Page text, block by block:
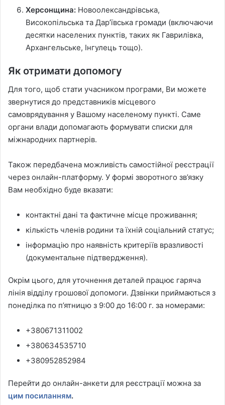
Херсонщина: Новоолександрівська,
Високопільська та Дар’ївська громади (включаючи
десятки населених пунктів, таких як Гаврилівка,
Архангельське, Інгулець тощо).
Як отримати допомогу
Для того, щоб стати учасником програми, Ви можете
звернутися до представників місцевого
самоврядування у Вашому населеному пункті. Саме
органи влади допомагають формувати списки для
міжнародних партнерів.
Також передбачена можливість самостійної реєстрації
через онлайн-платформу. У формі зворотного зв’язку
Вам необхідно буде вказати:
контактні дані та фактичне місце проживання;
кількість членів родини та їхній соціальний статус;
інформацію про наявність критеріїв вразливості
(документальне підтвердження).
Окрім цього, для уточнення деталей працює гаряча
лінія відділу грошової допомоги. Дзвінки приймаються з
понеділка по п’ятницю з 9:00 до 16:00 г. за номерами:
+380671311002
+380634535710
+380952852984
Перейти до онлайн-анкети для реєстрації можна за
цим посиланням.